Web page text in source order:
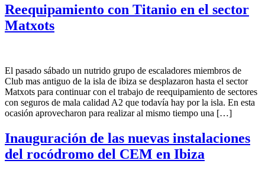
Reequipamiento con Titanio en el sector
Matxots
El pasado sábado un nutrido grupo de escaladores miembros de
Club mas antiguo de la isla de ibiza se desplazaron hasta el sector
Matxots para continuar con el trabajo de reequipamiento de sectores
con seguros de mala calidad A2 que todavía hay por la isla. En esta
ocasión aprovecharon para realizar al mismo tiempo una […]
Inauguración de las nuevas instalaciones
del rocódromo del CEM en Ibiza